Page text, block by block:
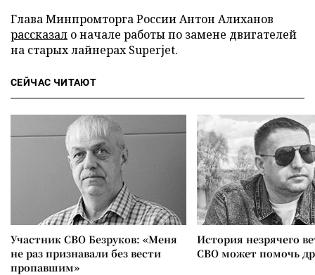
Глава Минпромторга России Антон Алиханов
рассказал о начале работы по замене двигателей
на старых лайнерах Superjet.
СЕЙЧАС ЧИТАЮТ
Участник СВО Безруков: «Меня
не раз признавали без вести
пропавшим»
История незрячего
СВО может помочь